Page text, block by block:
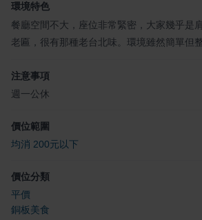
環境特色
餐廳空間不大，座位非常緊密，大家幾乎是
老匾，很有那種老台北味。環境雖然簡單但
注意事項
週一公休
價位範圍
均消 200元以下
價位分類
平價
銅板美食